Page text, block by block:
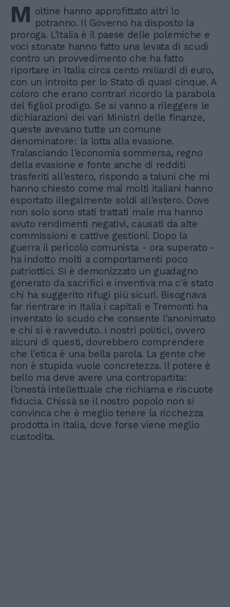
M oltine hanno approfittato altri lo
potranno. Il Governo ha disposto la
proroga. L'Italia è il paese delle polemiche e
voci stonate hanno fatto una levata di scudi
contro un provvedimento che ha fatto
riportare in Italia circa cento miliardi di euro,
con un introito per lo Stato di quasi cinque. A
coloro che erano contrari ricordo la parabola
del figliol prodigo. Se si vanno a rileggere le
dichiarazioni dei vari Ministri delle finanze,
queste avevano tutte un comune
denominatore: la lotta alla evasione.
Tralasciando l'economia sommersa, regno
della evasione e fonte anche di redditi
trasferiti all'estero, rispondo a taluni che mi
hanno chiesto come mai molti italiani hanno
esportato illegalmente soldi all'estero. Dove
non solo sono stati trattati male ma hanno
avuto rendimenti negativi, causati da alte
commissioni e cattive gestioni. Dopo la
guerra il pericolo comunista - ora superato -
ha indotto molti a comportamenti poco
patriottici. Si è demonizzato un guadagno
generato da sacrifici e inventiva ma c'è stato
chi ha suggerito rifugi più sicuri. Bisognava
far rientrare in Italia i capitali e Tremonti ha
inventato lo scudo che consente l'anonimato
e chi si è ravveduto. I nostri politici, ovvero
alcuni di questi, dovrebbero comprendere
che l'etica è una bella parola. La gente che
non è stupida vuole concretezza. Il potere è
bello ma deve avere una contropartita:
l'onestà intellettuale che richiama e riscuote
fiducia. Chissà se il nostro popolo non si
convinca che è meglio tenere la ricchezza
prodotta in Italia, dove forse viene meglio
custodita.